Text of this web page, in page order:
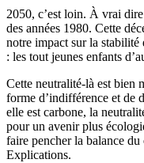
2050, c’est loin. À vrai
des années 1980. Cette
notre impact sur la stabilité
: les tout jeunes enfants
Cette neutralité-là est bien
forme d’indifférence et de
elle est carbone, la
pour un avenir plus
faire pencher la balance du
Explications.